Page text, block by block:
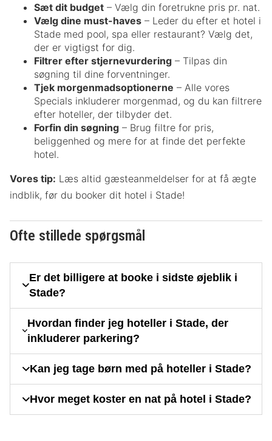
Sæt dit budget – Vælg din foretrukne pris pr. nat.
Vælg dine must-haves – Leder du efter et hotel i
Stade med pool, spa eller restaurant? Vælg det,
der er vigtigst for dig.
Filtrer efter stjernevurdering – Tilpas din
søgning til dine forventninger.
Tjek morgenmadsoptionerne – Alle vores
Specials inkluderer morgenmad, og du kan filtrere
efter hoteller, der tilbyder det.
Forfin din søgning – Brug filtre for pris,
beliggenhed og mere for at finde det perfekte
hotel.
Vores tip: Læs altid gæsteanmeldelser for at få ægte
indblik, før du booker dit hotel i Stade!
Ofte stillede spørgsmål
Er det billigere at booke i sidste øjeblik i
Stade?
Hvordan finder jeg hoteller i Stade, der
inkluderer parkering?
Kan jeg tage børn med på hoteller i Stade?
Hvor meget koster en nat på hotel i Stade?